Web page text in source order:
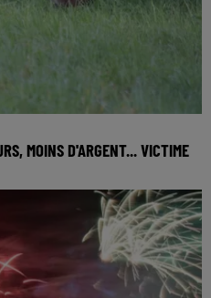
MOINS D'ARGENT... VICTIME